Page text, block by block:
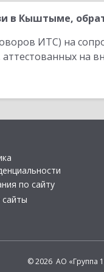
в Кыштыме,
ИТС) на
аттестованных на
по сайту
сайты
© 2026 АО «Группа